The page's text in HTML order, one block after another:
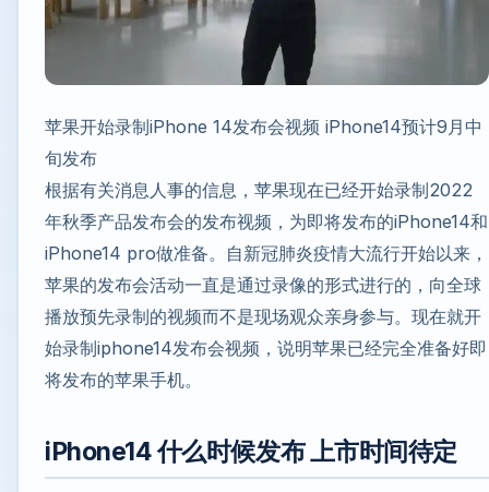
苹果开始录制iPhone 14发布会视频 iPhone14预计9月中
旬发布
根据有关消息人事的信息，苹果现在已经开始录制2022
年秋季产品发布会的发布视频，为即将发布的iPhone14和
iPhone14 pro做准备。自新冠肺炎疫情大流行开始以来，
苹果的发布会活动一直是通过录像的形式进行的，向全球
播放预先录制的视频而不是现场观众亲身参与。现在就开
始录制iphone14发布会视频，说明苹果已经完全准备好即
将发布的苹果手机。
iPhone14 什么时候发布 上市时间待定